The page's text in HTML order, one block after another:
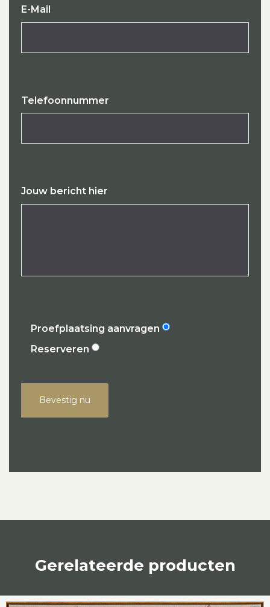
E-Mail
Telefoonnummer
Jouw bericht hier
Proefplaatsing aanvragen
Reserveren
Bevestig nu
Gerelateerde producten